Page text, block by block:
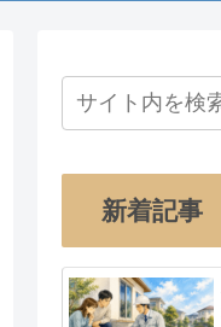
新着記事